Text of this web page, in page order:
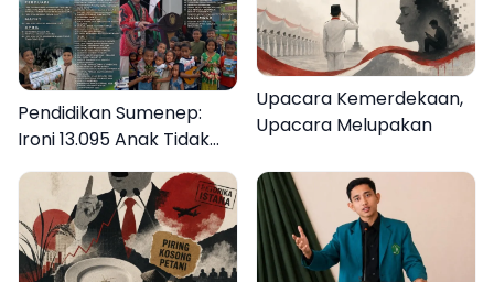
Pendidikan Sumenep:
Ironi 13.095 Anak Tidak
Sekolah Menyaksikan
Semarak Festival
Kalender Event 2026
Upacara Kemerdekaan,
Upacara Melupakan